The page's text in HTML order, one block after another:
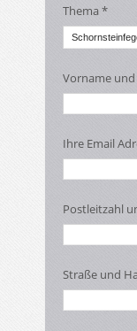
Thema *
Vorname
Ihre Email
Postleitzahl
Straße und